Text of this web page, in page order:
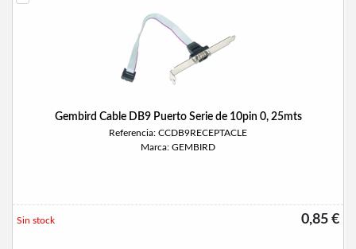
Gembird Cable DB9 Puerto Serie de 10pin 0, 25mts
Referencia: CCDB9RECEPTACLE
Marca: GEMBIRD
0,85 €
Sin stock